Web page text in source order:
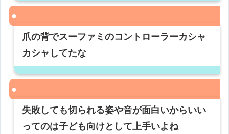
爪の背でスーファミのコントローラーカシャ
カシャしてたな
失敗しても切られる姿や音が面白いからいい
ってのは子ども向けとして上手いよね